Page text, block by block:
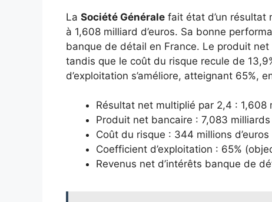
La Société Générale fait état d’un résultat
à 1,608 milliard d’euros. Sa bonne
banque de détail en France. Le produit
tandis que le coût du risque recule de
d’exploitation s’améliore, atteignant 65%,
Résultat net multiplié par 2,4 : 1,608
Produit net bancaire : 7,083 milliards
Coût du risque : 344 millions d’euros
Coefficient d’exploitation : 65%
Revenus net d’intérêts banque de